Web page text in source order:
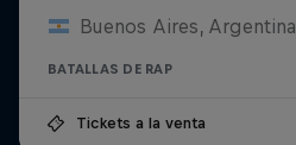
Buenos Aires, Argentina
BATALLAS DE RAP
Tickets a la venta